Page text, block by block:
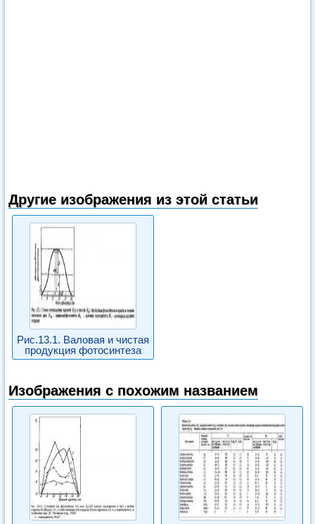
Другие изображения из этой статьи
Рис.13.1. Валовая и чистая
продукция фотосинтеза
Изображения с похожим названием